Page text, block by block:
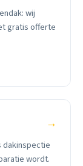
wij
gratis offerte
→
dakinspectie
wordt.